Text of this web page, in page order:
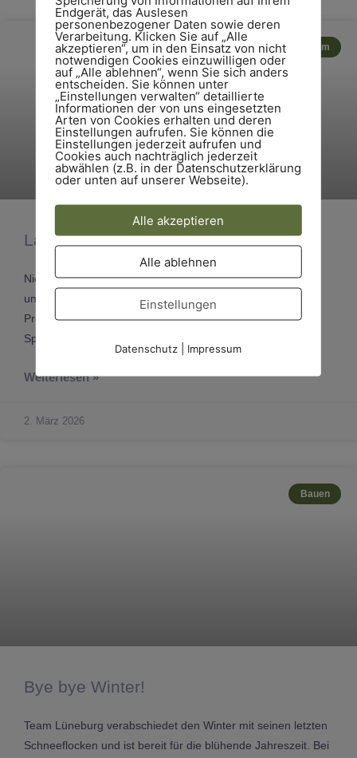
Team
Lasst die Funken sprühen!
Nicht nur auf unseren Baustellen ist viel los, auch auf
unserem Bauhof gibt es zahlreiche spannende Projekte.
Prototypen entwickeln? Sonderkonstruktionen bauen?
Spezialbauten anfertigen? Einzelstücke austüfteln?
Weiterlesen »
2. März 2026
Bauen
Bye bye Winter!
Team Lüneburg verabschiedet den Winter mit seinen letzten
Schneeflocken und ist bereit für die blühende Jahreszeit. Bei
Endgerät, das Auslesen
personenbezogener Daten sowie deren
Verarbeitung. Klicken Sie auf „Alle
akzeptieren“, um in den Einsatz von nicht
notwendigen Cookies einzuwilligen oder
auf „Alle ablehnen“, wenn Sie sich anders
entscheiden. Sie können unter
„Einstellungen verwalten“ detaillierte
Informationen der von uns eingesetzten
Arten von Cookies erhalten und deren
Einstellungen aufrufen. Sie können die
Einstellungen jederzeit aufrufen und
Cookies auch nachträglich jederzeit
abwählen (z.B. in der Datenschutzerklärung
oder unten auf unserer Webseite).
Alle akzeptieren
Alle ablehnen
Einstellungen
Datenschutz Impressum